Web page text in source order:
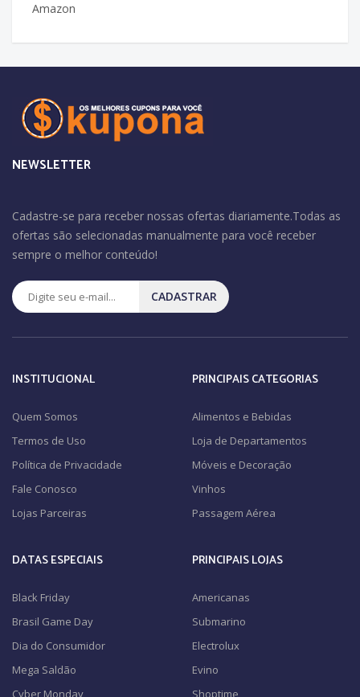
Amazon
NEWSLETTER
Cadastre-se para receber nossas ofertas diariamente.Todas as
ofertas são selecionadas manualmente para você receber
sempre o melhor conteúdo!
CADASTRAR
INSTITUCIONAL
Quem Somos
Termos de Uso
Política de Privacidade
Fale Conosco
Lojas Parceiras
PRINCIPAIS CATEGORIAS
Alimentos e Bebidas
Loja de Departamentos
Móveis e Decoração
Vinhos
Passagem Aérea
DATAS ESPECIAIS
Black Friday
Brasil Game Day
Dia do Consumidor
Mega Saldão
Cyber Monday
PRINCIPAIS LOJAS
Americanas
Submarino
Electrolux
Evino
Shoptime